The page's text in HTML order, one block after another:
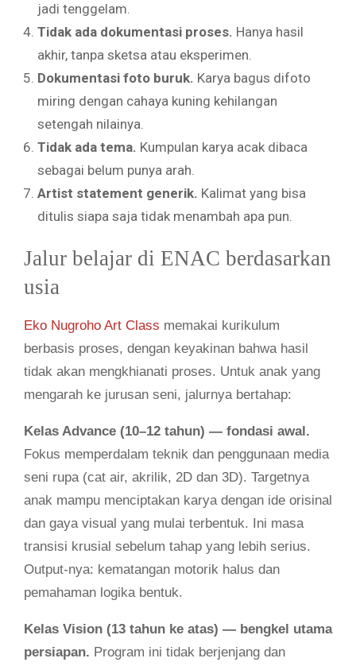
jadi tenggelam.
Tidak ada dokumentasi proses. Hanya hasil
akhir, tanpa sketsa atau eksperimen.
Dokumentasi foto buruk. Karya bagus difoto
miring dengan cahaya kuning kehilangan
setengah nilainya.
Tidak ada tema. Kumpulan karya acak dibaca
sebagai belum punya arah.
Artist statement generik. Kalimat yang bisa
ditulis siapa saja tidak menambah apa pun.
Jalur belajar di ENAC berdasarkan
usia
Eko Nugroho Art Class memakai kurikulum
berbasis proses, dengan keyakinan bahwa hasil
tidak akan mengkhianati proses. Untuk anak yang
mengarah ke jurusan seni, jalurnya bertahap:
Kelas Advance (10–12 tahun) — fondasi awal.
Fokus memperdalam teknik dan penggunaan media
seni rupa (cat air, akrilik, 2D dan 3D). Targetnya
anak mampu menciptakan karya dengan ide orisinal
dan gaya visual yang mulai terbentuk. Ini masa
transisi krusial sebelum tahap yang lebih serius.
Output-nya: kematangan motorik halus dan
pemahaman logika bentuk.
Kelas Vision (13 tahun ke atas) — bengkel utama
persiapan. Program ini tidak berjenjang dan